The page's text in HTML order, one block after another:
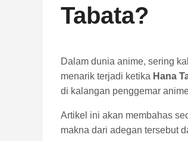
Tabata?
Dalam dunia anime, sering
menarik terjadi ketika Hana
di kalangan penggemar
Artikel ini akan membahas
makna dari adegan tersebut